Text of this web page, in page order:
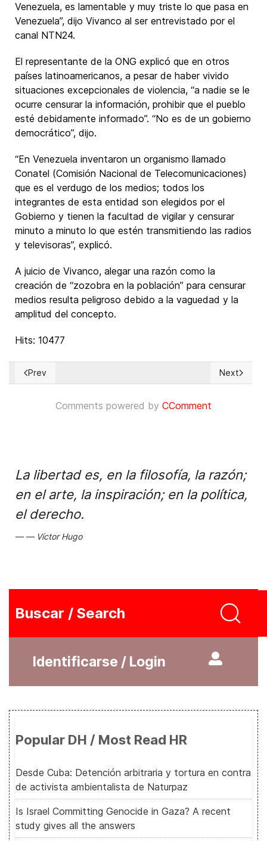
Venezuela, es lamentable y muy triste lo que pasa en
Venezuela”, dijo Vivanco al ser entrevistado por el
canal NTN24.
El representante de la ONG explicó que en otros
países latinoamericanos, a pesar de haber vivido
situaciones excepcionales de violencia, “a nadie se le
ocurre censurar la información, prohibir que el pueblo
esté debidamente informado”. “No es de un gobierno
democrático”, dijo.
“En Venezuela inventaron un organismo llamado
Conatel (Comisión Nacional de Telecomunicaciones)
que es el verdugo de los medios; todos los
integrantes de esta entidad son elegidos por el
Gobierno y tienen la facultad de vigilar y censurar
minuto a minuto lo que estén transmitiendo las radios
y televisoras”, explicó.
A juicio de Vivanco, alegar una razón como la
creación de “zozobra en la población” para censurar
medios resulta peligroso debido a la vaguedad y la
amplitud del concepto.
Hits: 10477
Previous article: Defensor de los DDHH en peligro de morir
Prev Next
Next
Comments powered by CComment
La libertad es, en la filosofía, la razón;
en el arte, la inspiración; en la política,
el derecho.
Víctor Hugo
Buscar / Search
Identificarse / Login
Popular DH / Most Read HR
Desde Cuba: Detención arbitraria y tortura en contra
de activista ambientalista de Naturpaz
Is Israel Committing Genocide in Gaza? A recent
study gives all the answers